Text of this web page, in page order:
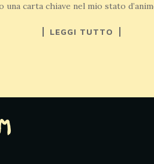
carta chiave nel mio stato
LEGGI TUTTO